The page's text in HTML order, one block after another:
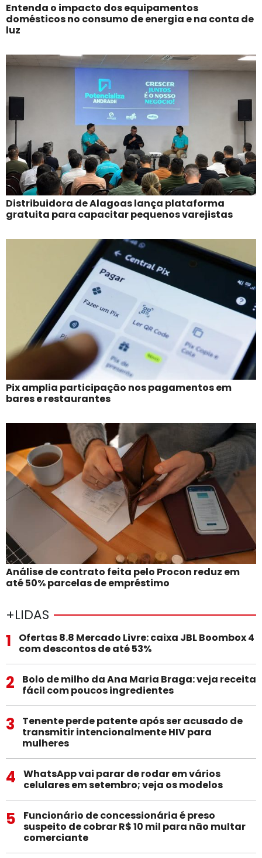
Entenda o impacto dos equipamentos
domésticos no consumo de energia e na conta de
luz
Distribuidora de Alagoas lança plataforma
gratuita para capacitar pequenos varejistas
Pix amplia participação nos pagamentos em
bares e restaurantes
Análise de contrato feita pelo Procon reduz em
até 50% parcelas de empréstimo
+LIDAS
1
Ofertas 8.8 Mercado Livre: caixa JBL Boombox 4
com descontos de até 53%
2
Bolo de milho da Ana Maria Braga: veja receita
fácil com poucos ingredientes
3
Tenente perde patente após ser acusado de
transmitir intencionalmente HIV para
mulheres
4
WhatsApp vai parar de rodar em vários
celulares em setembro; veja os modelos
5
Funcionário de concessionária é preso
suspeito de cobrar R$ 10 mil para não multar
comerciante